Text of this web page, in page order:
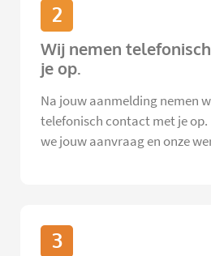
2
Wij nemen
je op.
Na jouw aanmelding nemen
telefonisch contact met je op.
we jouw aanvraag en onze
3